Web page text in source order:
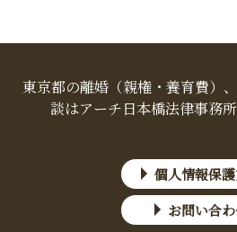
東京都の離婚（親権・養育費）
談はアーチ日本橋法律事務所
個人情報保
お問い合